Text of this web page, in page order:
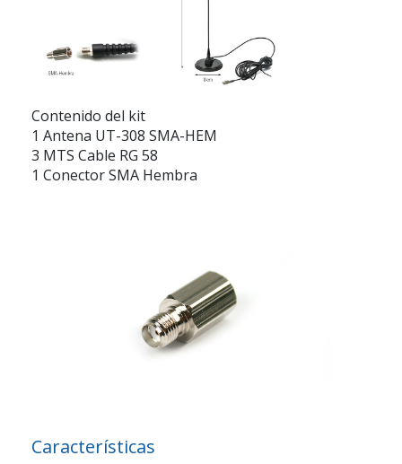
Contenido del kit
1 Antena UT-308 SMA-HEM
3 MTS Cable RG 58
1 Conector SMA Hembra
Características